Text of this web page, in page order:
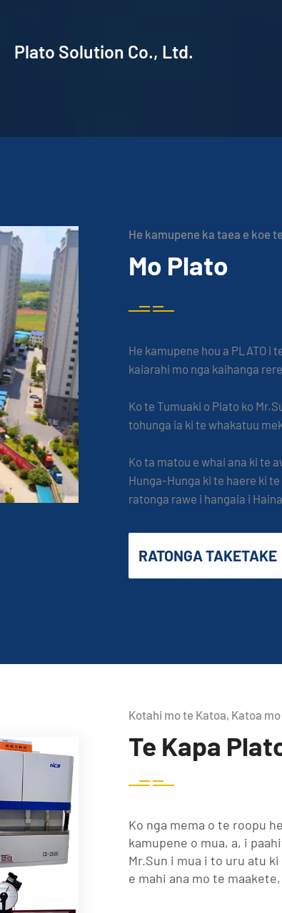
Plato Solution Co., Ltd.
He kamupene ka taea e koe
Mo Plato
He kamupene hou a PLATO i
kaiarahi mo nga kaihanga
Ko te Tumuaki o Plato ko
tohunga ia ki te whakatuu
Ko ta matou e whai ana ki te
Hunga-Hunga ki te haere ki
ratonga rawe i hangaia i
RATONGA TAKETAKE
Kotahi mo te Katoa, Katoa
Te Kapa
Ko nga mema o te roopu
kamupene o mua, a, i
Mr.Sun i mua i to uru atu
e mahi ana mo te